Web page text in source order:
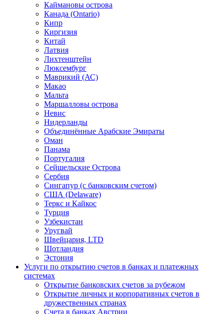
Каймановы острова
Канада (Ontario)
Кипр
Киргизия
Китай
Латвия
Лихтенштейн
Люксембург
Маврикий (АС)
Макао
Мальта
Маршалловы острова
Нeвис
Нидерланды
Объединённые Арабские Эмираты
Оман
Панама
Португалия
Сейшельские Острова
Сербия
Сингапур (c банковским счетом)
США (Delaware)
Теркс и Кайкос
Турция
Узбекистан
Уругвай
Швейцария, LTD
Шотландия
Эстония
Услуги по открытию счетов в банках и платежных
системах
Открытие банковских счетов за рубежом
Открытие личных и корпоративных счетов в
дружественных странах
Счета в банках Австрии